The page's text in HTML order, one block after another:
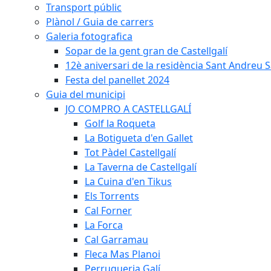
Transport públic
Plànol / Guia de carrers
Galeria fotografica
Sopar de la gent gran de Castellgalí
12è aniversari de la residència Sant Andreu
Festa del panellet 2024
Guia del municipi
JO COMPRO A CASTELLGALÍ
Golf la Roqueta
La Botigueta d'en Gallet
Tot Pàdel Castellgalí
La Taverna de Castellgalí
La Cuina d'en Tikus
Els Torrents
Cal Forner
La Forca
Cal Garramau
Fleca Mas Planoi